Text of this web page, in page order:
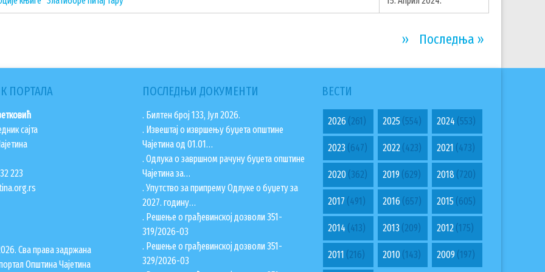
Next
››
Last
Последња »
ПОРТАЛА
сајта
223
Сва права задржана
Општина Чајетина
ПОСЛЕДЊИ ДОКУМЕНТИ
. Билтен број 133, Јул 2026.
. Извештај о извршењу буџета општине
Чајетина од 01.01…
. Одлука о завршном рачуну буџета општине
Чајетина за…
. Упутство за припрему Одлуке о буџету за
2027. годину…
. Решење о грађевинској дозволи 351-
319/2026-03
. Решење о грађевинској дозволи 351-
329/2026-03
ВЕСТИ
2026 (261) 2025(554) 2024 (553)
2023 (647) 2022(423) 2021 (473)
2020 (362) 2019(629) 2018 (720)
2017 (491) 2016(657) 2015 (605)
2014 (413) 2013(209) 2012 (175)
2011 (216) 2010(143) 2009 (197)